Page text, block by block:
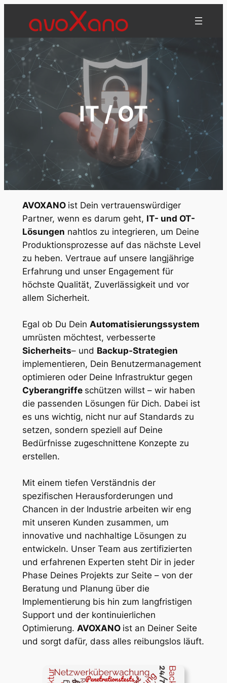
springen
IT / OT
AVOXANO ist Dein vertrauenswürdiger
Partner, wenn es darum geht, IT- und OT-
Lösungen nahtlos zu integrieren, um Deine
Produktionsprozesse auf das nächste Level
zu heben. Vertraue auf unsere langjährige
Erfahrung und unser Engagement für
höchste Qualität, Zuverlässigkeit und vor
allem Sicherheit.
Egal ob Du Dein Automatisierungssystem
umrüsten möchtest, verbesserte
Sicherheits– und Backup-Strategien
implementieren, Dein Benutzermanagement
optimieren oder Deine Infrastruktur gegen
Cyberangriffe schützen willst – wir haben
die passenden Lösungen für Dich. Dabei ist
es uns wichtig, nicht nur auf Standards zu
setzen, sondern speziell auf Deine
Bedürfnisse zugeschnittene Konzepte zu
erstellen.
Mit einem tiefen Verständnis der
spezifischen Herausforderungen und
Chancen in der Industrie arbeiten wir eng
mit unseren Kunden zusammen, um
innovative und nachhaltige Lösungen zu
entwickeln. Unser Team aus zertifizierten
und erfahrenen Experten steht Dir in jeder
Phase Deines Projekts zur Seite – von der
Beratung und Planung über die
Implementierung bis hin zum langfristigen
Support und der kontinuierlichen
Optimierung. AVOXANO ist an Deiner Seite
und sorgt dafür, dass alles reibungslos läuft.